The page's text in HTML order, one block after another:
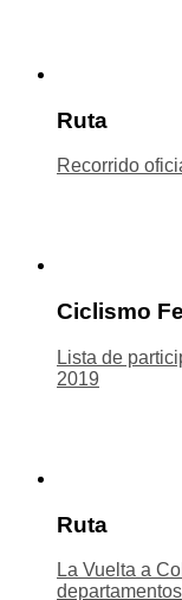
Ruta
Recorrido
Ciclismo
Lista de
2019
Ruta
La Vuelta a
departamentos